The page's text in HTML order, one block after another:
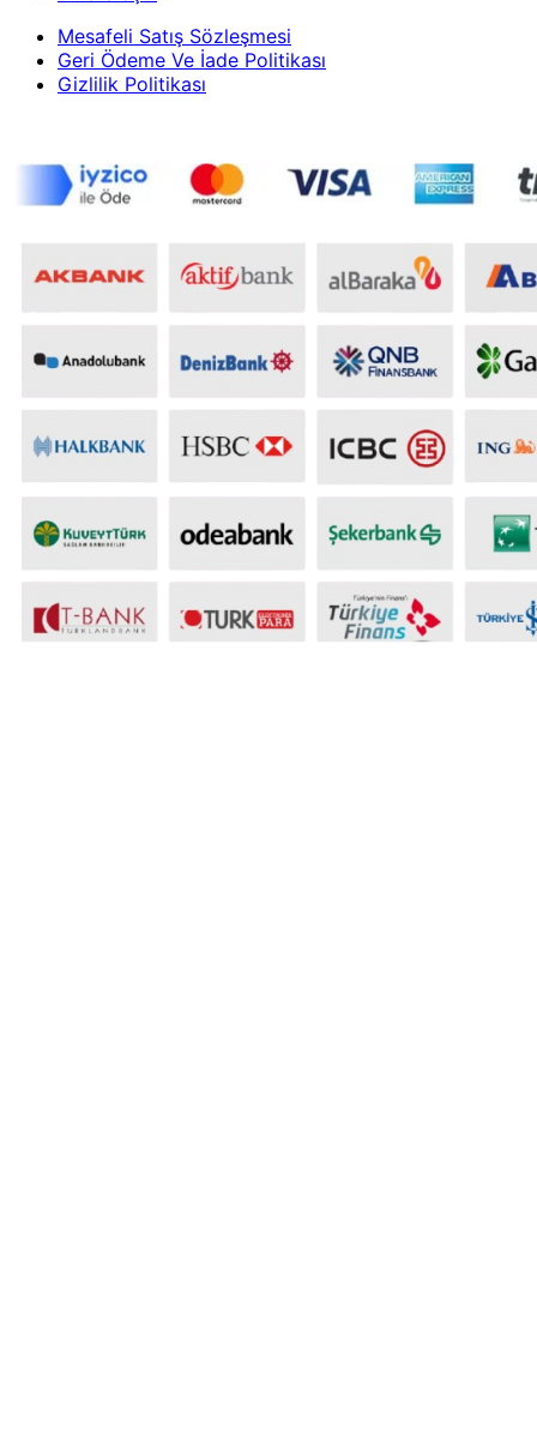
Mesafeli Satış Sözleşmesi
Geri Ödeme Ve İade Politikası
Gizlilik Politikası